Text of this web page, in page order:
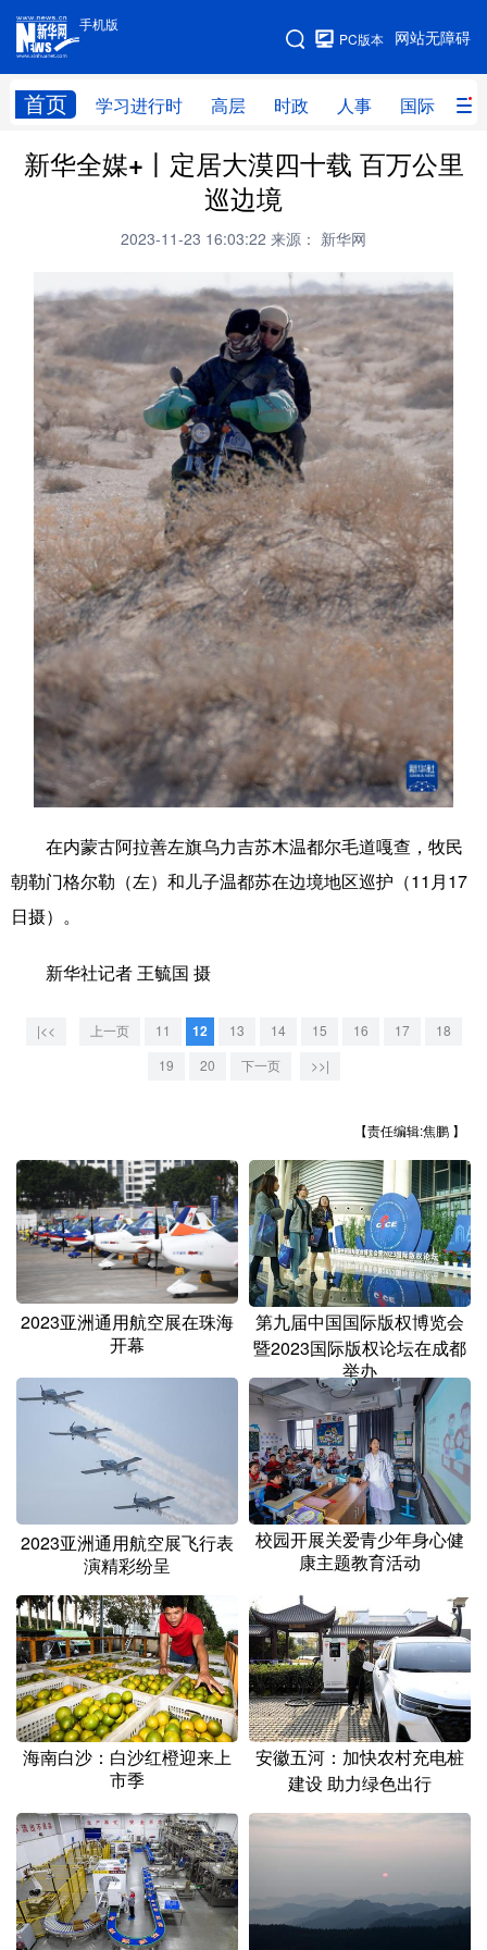
手机版
网站无障碍
PC版本
首页 学习进行时 高层 时政 人事 国际 财
手机版
网站地图
学习进行时 高层 时政 人事
科技 科创 量子 体育
文化 健康 军事
访谈 视频 图片 政务
法律 中央文件 金融 汽车
食品 人居 信息化 数字经济
学术中国 乡村振兴 银龄 溯源中国
城市 旅游 能源 会展
彩票 娱乐 时尚 悦读
一带一路 上市公司
文化产业
地方频道
北京 天津 河北 山西
辽宁 吉林 上海 江苏
山东 河南
广西 海南 重庆
贵州 云南
新疆 内蒙古 黑龙江
多语种频道
English Español Français عربى
Русский язык 한국어
Deutsch Português
新华全媒+丨定居大漠四十载 百万公里
巡边境
2023-11-23 16:03:22 来源： 新华网
在内蒙古阿拉善左旗乌力吉苏木温都尔毛道嘎查，牧民
朝勒门格尔勒（左）和儿子温都苏在边境地区巡护（11月17
日摄）。
新华社记者 王毓国 摄
|<< 上一页 11 12 13 14 15 16 17 18
19 20 下一页 >>|
【责任编辑:焦鹏 】
2023亚洲通用航空展在珠海
开幕
第九届中国国际版权博览会
暨2023国际版权论坛在成都
举办
2023亚洲通用航空展飞行表
演精彩纷呈
校园开展关爱青少年身心健
康主题教育活动
海南白沙：白沙红橙迎来上
市季
安徽五河：加快农村充电桩
建设 助力绿色出行